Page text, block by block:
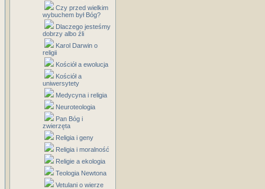
Czy przed wielkim
wybuchem był Bóg?
Dlaczego jesteśmy
dobrzy albo źli
Karol Darwin o
religii
Kościół a ewolucja
Kościół a
uniwersytety
Medycyna i religia
Neuroteologia
Pan Bóg i
zwierzęta
Religia i geny
Religia i moralność
Religie a ekologia
Teologia Newtona
Vetulani o wierze